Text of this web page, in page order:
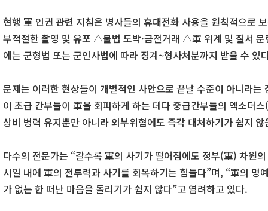
현행 軍 인권 관련 지침은 병사들의 휴대전화 사용을 원칙적으
부적절한 촬영 및 유포 △불법 도박·금전거래 △軍 위계 및 질서
에는 군형법 또는 군인사법에 따라 징계~형사처분까지 받을 수 있
문제는 이러한 현상들이 개별적인 사안으로 끝날 수준이 아니라
이 초급 간부들이 軍을 회피하게 하는 데다 중급간부들의 엑소더
상비 병력 유지뿐만 아니라 외부위협에도 즉각 대처하기가 쉽지
다수의 전문가는 “갈수록 軍의 사기가 떨어짐에도 정부(軍) 차원
시일 내에 軍의 전투력과 사기를 회복하기는 힘들다”며, “軍의 명
가 없는 한 떠난 마음을 돌리기가 쉽지 않다”고 염려하고 있다.